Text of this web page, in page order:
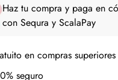
Haz tu compra y paga en
con Sequra y ScalaPay
en compras
seguro